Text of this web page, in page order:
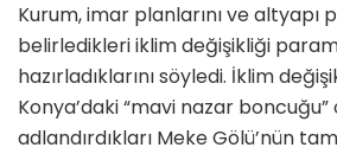
Kurum, imar planlarını ve altyapı
belirledikleri iklim değişikliği
hazırladıklarını söyledi. İklim
Konya’daki “mavi nazar
adlandırdıkları Meke Gölü’nün